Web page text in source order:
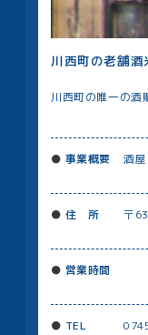
川西町の老舗酒
川西町の唯一の酒
事業概要 酒屋
住 所 〒
営業時間
TEL